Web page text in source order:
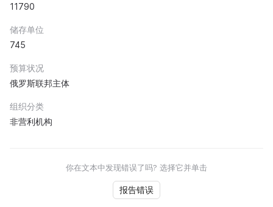
11790
储存单位
745
预算状况
俄罗斯联邦主体
组织分类
非营利机构
你在文本中发现错误了吗? 选择它并单击
报告错误